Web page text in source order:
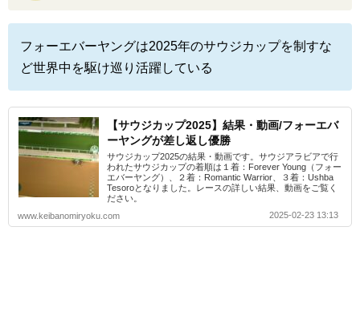
フォーエバーヤングは2025年のサウジカップを制すな
ど世界中を駆け巡り活躍している
【サウジカップ2025】結果・動画/フォーエバ
ーヤングが差し返し優勝
サウジカップ2025の結果・動画です。サウジアラビアで行
われたサウジカップの着順は１着：Forever Young（フォー
エバーヤング）、２着：Romantic Warrior、３着：Ushba
Tesoroとなりました。レースの詳しい結果、動画をご覧く
ださい。
www.keibanomiryoku.com
2025-02-23 13:13